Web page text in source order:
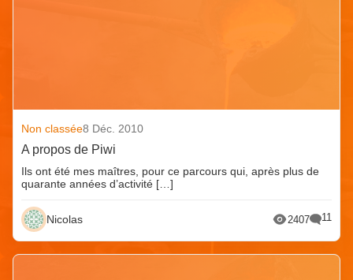
Non classée8 Déc. 2010
A propos de Piwi
Ils ont été mes maîtres, pour ce parcours qui, après plus de
quarante années d’activité […]
Nicolas 2407 11